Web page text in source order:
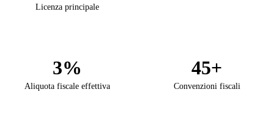
Licenza principale
3%
Aliquota fiscale effettiva
45+
Convenzioni fiscali